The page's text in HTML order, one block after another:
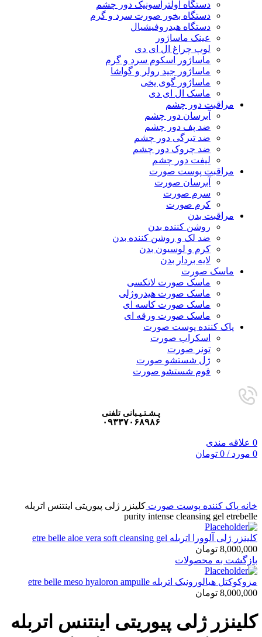
دستگاه اولتراسونیک دور چشم
دستگاه بخور صورت سرد و گرم
دستگاه هیدروفیشیال
عینک ماساژور
لوپ چراغ ال ای دی
ماساژور اسکوم سرد و گرم
ماساژور جید رولر و گواشا
ماساژور گوی یخی
ماسک ال ای دی
مراقبت دور چشم
آبرسان دور چشم
ضد پف دور چشم
ضد تیرگی دور چشم
ضد چروک دور چشم
لیفت دور چشم
مراقبت پوست صورت
آبرسان صورت
سرم صورت
کرم صورت
مراقبت بدن
روشن کننده بدن
ضد لک و روشن کننده بدن
کرم و لوسیون بدن
لایه بردار بدن
ماسک صورت
ماسک صورت لاتکسی
ماسک صورت هیدروژلی
ماسک صورت کاسه ای
ماسک صورت ورقه ای
پاک کننده پوست صورت
اسکراب صورت
تونر صورت
ژل شستشو صورت
فوم شستشو صورت
پـشـتـیـبانی تلفنی
۰۹۳۳۷۰۶۸۹۸۶
0 علاقه مندی
0 مورد /
0 تومان
خانه پاک کننده پوست صورت کلینزر ژلی پیوریتی اینتنس اتربله
purity intense cleansing gel etrebelle
کلینزر ژلی آلوورا اتربله etre belle aloe vera soft cleansing gel
8,000,000 تومان
بازگشت به محصولات
مزوکوکتل هیالورونیک اتربله etre belle meso hyaloron ampulle
8,000,000 تومان
کلینزر ژلی پیوریتی اینتنس اتربله